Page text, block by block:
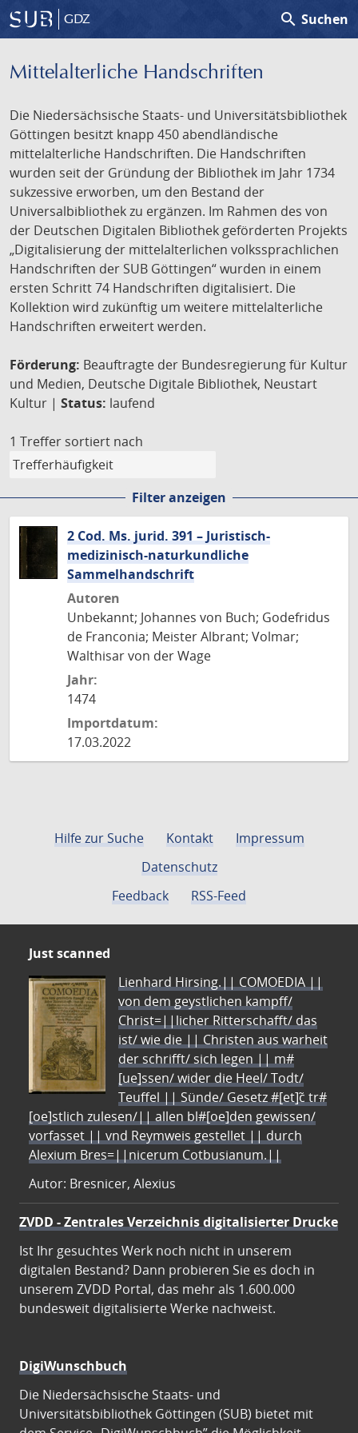
GDZ search Suchen
Mittelalterliche Handschriften
Die Niedersächsische Staats- und Universitätsbibliothek
Göttingen besitzt knapp 450 abendländische
mittelalterliche Handschriften. Die Handschriften
wurden seit der Gründung der Bibliothek im Jahr 1734
sukzessive erworben, um den Bestand der
Universalbibliothek zu ergänzen. Im Rahmen des von
der Deutschen Digitalen Bibliothek geförderten Projekts
„Digitalisierung der mittelalterlichen volkssprachlichen
Handschriften der SUB Göttingen“ wurden in einem
ersten Schritt 74 Handschriften digitalisiert. Die
Kollektion wird zukünftig um weitere mittelalterliche
Handschriften erweitert werden.
Förderung: Beauftragte der Bundesregierung für Kultur
und Medien, Deutsche Digitale Bibliothek, Neustart
Kultur | Status: laufend
1 Treffer sortiert nach
Filter anzeigen
2 Cod. Ms. jurid. 391 – Juristisch-
medizinisch-naturkundliche
Sammelhandschrift
Autoren
Unbekannt; Johannes von Buch; Godefridus
de Franconia; Meister Albrant; Volmar;
Walthisar von der Wage
Jahr:
1474
Importdatum:
17.03.2022
Hilfe zur Suche Kontakt
Impressum
Datenschutz
Feedback
RSS-Feed
Just scanned
Lienhard Hirsing.|| COMOEDIA ||
von dem geystlichen kampff/
Christ=||licher Ritterschafft/ das
ist/ wie die || Christen aus warheit
der schrifft/ sich legen || m#
[ue]ssen/ wider die Heel/ Todt/
Teuffel || Sünde/ Gesetz #[et]c̃ tr#
[oe]stlich zulesen/|| allen bl#[oe]den gewissen/
vorfasset || vnd Reymweis gestellet || durch
Alexium Bres=||nicerum Cotbusianum.||
Autor: Bresnicer, Alexius
ZVDD - Zentrales Verzeichnis digitalisierter Drucke
Ist Ihr gesuchtes Werk noch nicht in unserem
digitalen Bestand? Dann probieren Sie es doch in
unserem ZVDD Portal, das mehr als 1.600.000
bundesweit digitalisierte Werke nachweist.
DigiWunschbuch
Die Niedersächsische Staats- und
Universitätsbibliothek Göttingen (SUB) bietet mit